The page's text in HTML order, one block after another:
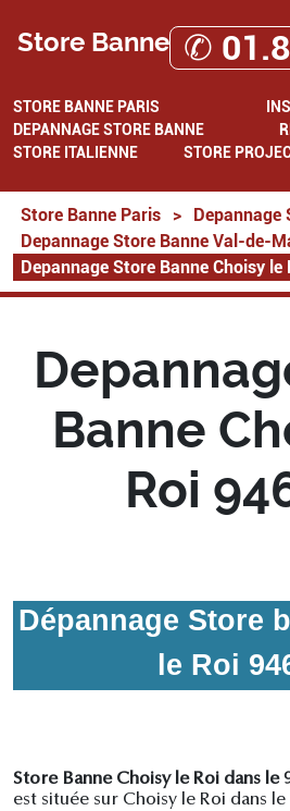
Store Banne ✆
STORE BANNE PARIS
DEPANNAGE STORE BANNE
STORE ITALIENNE
STORE
Store Banne Paris > Depannage
Depannage Store Banne Val-de-
Depannage Store Banne Choisy le
Banne
Roi
Dépannage Store
le Roi
Store Banne Choisy le Roi dans le
est située sur Choisy le Roi dans le